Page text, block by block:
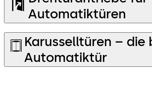
Automatiktüren
Karusselltüren – die
Automatiktür